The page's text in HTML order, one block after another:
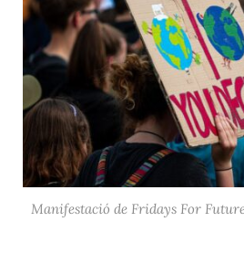
Manifestació de Fridays For